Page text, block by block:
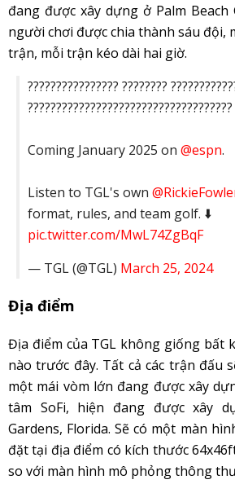
đang được xây dựng ở Palm Beach
người chơi được chia thành sáu đội,
trận, mỗi trận kéo dài hai giờ.
???????????????? ????????
Coming January 2025 on @espn.
Listen to TGL's own
format, rules, and team golf. ⬇️
pic.twitter.com/MwL74ZgBqF
— TGL (@TGL) March 25, 2024
Địa điểm
Địa điểm của TGL không giống bất
nào trước đây. Tất cả các trận đấu
một mái vòm lớn đang được xây
tâm SoFi, hiện đang được xây
Gardens, Florida. Sẽ có một màn
đặt tại địa điểm có kích thước
so với màn hình mô phỏng thông